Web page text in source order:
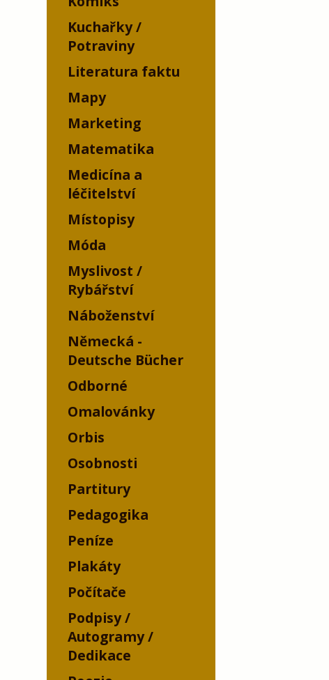
Kuchařky /
Potraviny
Literatura faktu
Mapy
Marketing
Matematika
Medicína a
léčitelství
Místopisy
Móda
Myslivost /
Rybářství
Náboženství
Německá -
Deutsche Bücher
Odborné
Omalovánky
Orbis
Osobnosti
Partitury
Pedagogika
Peníze
Plakáty
Počítače
Podpisy /
Autogramy /
Dedikace